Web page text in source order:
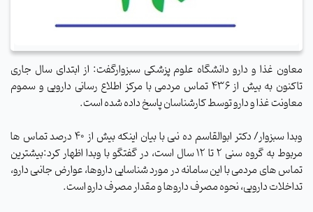
معاون غذا و دارو دانشگاه علوم پزشکی سبزوارگفت: از ابتدای سال جاری
تاکنون به بیش از 436 تماس مردمی با مرکز اطلاع رسانی دارویی و سموم
معاونت غذا و دارو توسط کارشناسان پاسخ داده شده است.
وبدا سبزوار/ دکتر ابوالقاسم ده نبی با بیان اینکه بیش از 40 درصد تماس ها
مربوط به گروه سنی 2 تا 12 سال است، در گفتگو با وبدا اظهار کرد:بیشترین
تماس های مردمی با این سامانه در مورد شناسایی داروها، عوارض جانبی دارو،
تداخلات دارویی، نحوه مصرف داروها و مقدار مصرف دارو است.